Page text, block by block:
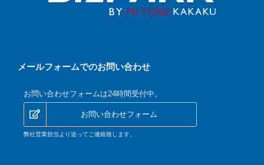
メールフォームでのお問い合わせ
お問い合わせフォームは24時間受付中。
お問い合わせフォーム
弊社営業担当より追ってご連絡致します。